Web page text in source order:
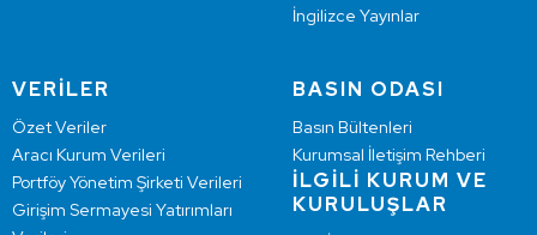
İngilizce Yayınlar
VERİLER
Özet Veriler
Aracı Kurum Verileri
Portföy Yönetim Şirketi Verileri
Girişim Sermayesi Yatırımları
BASIN ODASI
Basın Bültenleri
Kurumsal İletişim Rehberi
İLGİLİ KURUM VE
KURULUŞLAR